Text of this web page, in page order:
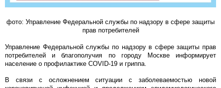
фото: Управление Федеральной службы по надзору в сфере защиты
прав потребителей
Управление Федеральной службы по надзору в сфере защиты прав
потребителей и благополучия по городу Москве информирует
население о профилактике COVID-19 и гриппа.
В связи с осложнением ситуации с заболеваемостью новой